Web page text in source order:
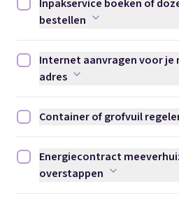
Inpakservice boeken of dozen
Inpakservice boeken of
bestellen
Internet aanvragen voor je
Internet aanvragen voor je
adres
Container of grofvuil regelen
Container of grofvuil
Energiecontract meeverhuizen
Energiecontract
overstappen